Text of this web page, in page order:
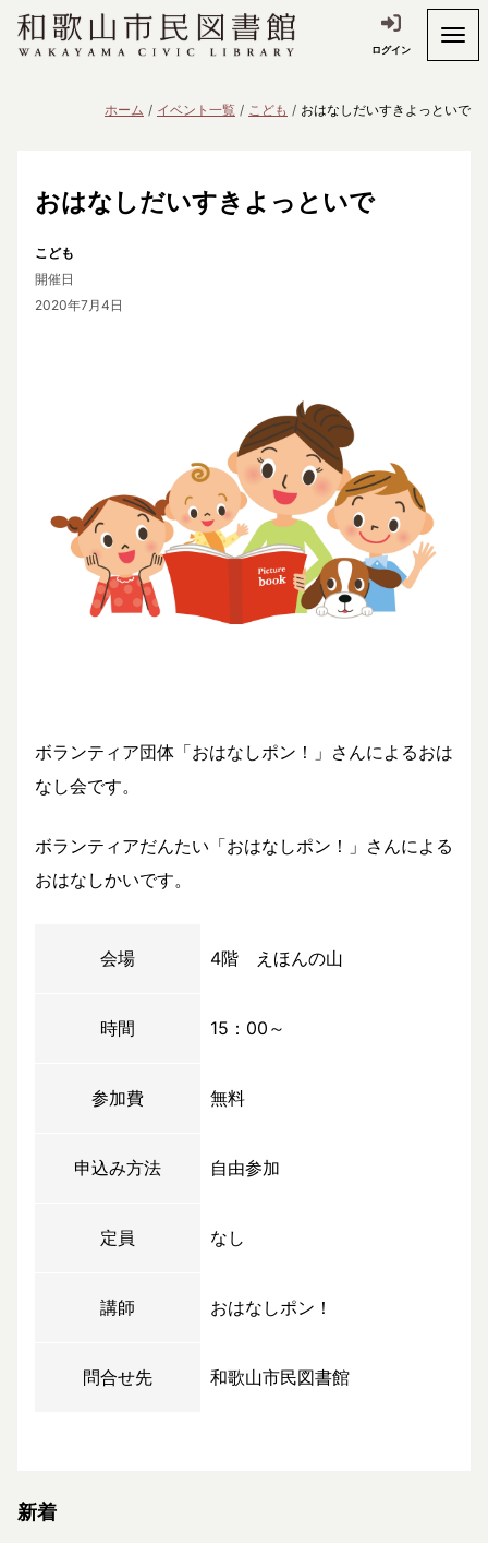
ログイン
ホーム イベント一覧 こども おはなしだいすきよっといで
おはなしだいすきよっといで
こども
開催日
2020年7月4日
ボランティア団体「おはなしポン！」さんによるおは
なし会です。
ボランティアだんたい「おはなしポン！」さんによる
おはなしかいです。
会場 4階 えほんの山
時間 15：00～
参加費 無料
申込み方法 自由参加
定員 なし
講師 おはなしポン！
問合せ先 和歌山市民図書館
新着